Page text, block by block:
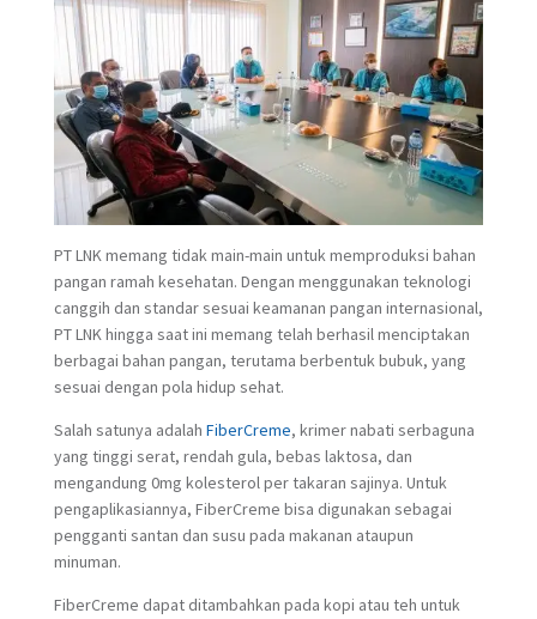
PT LNK memang tidak main-main untuk memproduksi bahan
pangan ramah kesehatan. Dengan menggunakan teknologi
canggih dan standar sesuai keamanan pangan internasional,
PT LNK hingga saat ini memang telah berhasil menciptakan
berbagai bahan pangan, terutama berbentuk bubuk, yang
sesuai dengan pola hidup sehat.
Salah satunya adalah FiberCreme, krimer nabati serbaguna
yang tinggi serat, rendah gula, bebas laktosa, dan
mengandung 0mg kolesterol per takaran sajinya. Untuk
pengaplikasiannya, FiberCreme bisa digunakan sebagai
pengganti santan dan susu pada makanan ataupun
minuman.
FiberCreme dapat ditambahkan pada kopi atau teh untuk